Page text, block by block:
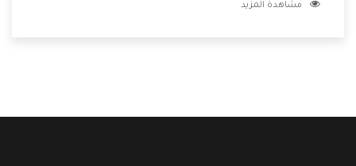
الشركة بها والتى تكون منها خدمة الصيانة التى تكون من أهم
مشاهدة المزيد